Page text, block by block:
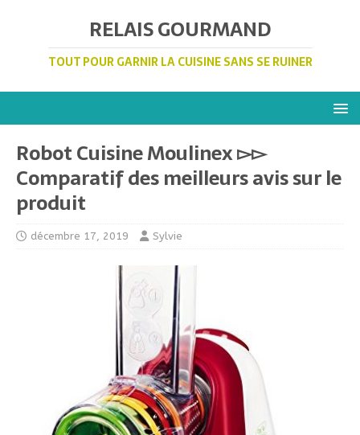
RELAIS GOURMAND
TOUT POUR GARNIR LA CUISINE SANS SE RUINER
Robot Cuisine Moulinex ▻▻
Comparatif des meilleurs avis sur le
produit
décembre 17, 2019 Sylvie